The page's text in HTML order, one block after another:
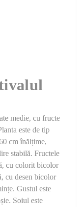
medie, cu fructe
este de tip
cm înălțime,
stabilă. Fructele
cu colorit bicolor
cu desen bicolor
Gustul este
Soiul este